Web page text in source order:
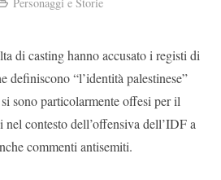
di casting hanno accusato i registi di
definiscono “l’identità palestinese”
sono particolarmente offesi per il
contesto dell’offensiva dell’IDF a
commenti antisemiti.